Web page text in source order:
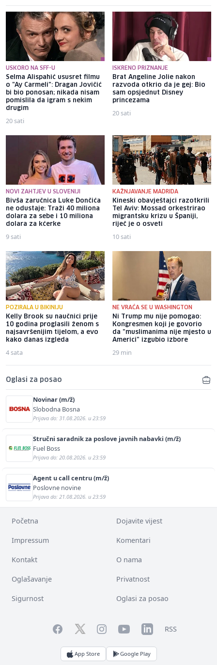
USKORO NA SFF-U
Selma Alispahić ususret filmu
o "Ay Carmeli": Dragan Jovičić
bi bio ponosan; nikada nisam
pomislila da igram s nekim
drugim
20 sati
ISKRENO PRIZNANJE
Brat Angeline Jolie nakon
razvoda otkrio da je gej: Bio
sam opsjednut Disney
princezama
20 sati
NOVI ZAHTJEV U SLOVENIJI
Bivša zaručnica Luke Dončića
ne odustaje: Traži 40 miliona
dolara za sebe i 10 miliona
dolara za kćerke
9 sati
KAŽNJAVANJE MADRIDA
Kineski obavještajci razotkrili
Tel Aviv: Mossad orkestrirao
migrantsku krizu u Španiji,
riječ je o osveti
10 sati
POZIRALA U BIKINIJU
Kelly Brook su naučnici prije
10 godina proglasili ženom s
najsavršenijim tijelom, a evo
kako danas izgleda
4 sata
NE VRAĆA SE U WASHINGTON
Ni Trump mu nije pomogao:
Kongresmen koji je govorio
da "muslimanima nije mjesto u
Americi" izgubio izbore
29 min
Oglasi za posao
Novinar (m/ž)
Slobodna Bosna
Prijava do: 31.08.2026. u 23:59
Stručni saradnik za poslove javnih nabavki (m/ž)
Fuel Boss
Prijava do: 20.08.2026. u 23:59
Agent u call centru (m/ž)
Poslovne novine
Prijava do: 21.08.2026. u 23:59
Početna Dojavite vijest
Impressum Komentari
Kontakt O nama
Oglašavanje Privatnost
Sigurnost Oglasi za posao
FacebookTwitterInstagramYouTubeLinkedInRSS
App Store Google Play